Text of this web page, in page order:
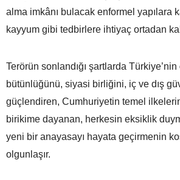
alma imkânı bulacak enformel yapılara
kayyum gibi tedbirlere ihtiyaç ortadan
Terörün sonlandığı şartlarda Türkiye’nin
bütünlüğünü, siyasi birliğini, iç ve dış
güçlendiren, Cumhuriyetin temel
birikime dayanan, herkesin eksiklik
yeni bir anayasayı hayata geçirmenin
olgunlaşır.